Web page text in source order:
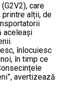
care
printre alții, de
aceleași
înlocuiesc
în timp ce
avertizează